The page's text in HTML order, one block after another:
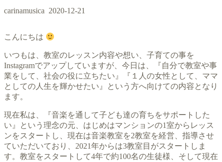
carinamusica 2020-12-21
こんにちは
いつもは、教室のレッスン内容や想い、子育ての事を
Instagramでアップしていますが、今日は、『自分で教室や事
業をして、社会の役に立ちたい』『１人の女性として、ママ
としての人生を輝かせたい』という方へ向けての内容となり
ます。
現在私は、『音楽を通して子ども達の育ちをサポートした
い』という理念の元、はじめはマンションの1室からレッス
ンをスタートし、現在は音楽教室を2教室を経営、指導させ
ていただいており、2021年からは3教室目がスタートしま
す。教室をスタートして4年で約100名の生徒様、そして現在